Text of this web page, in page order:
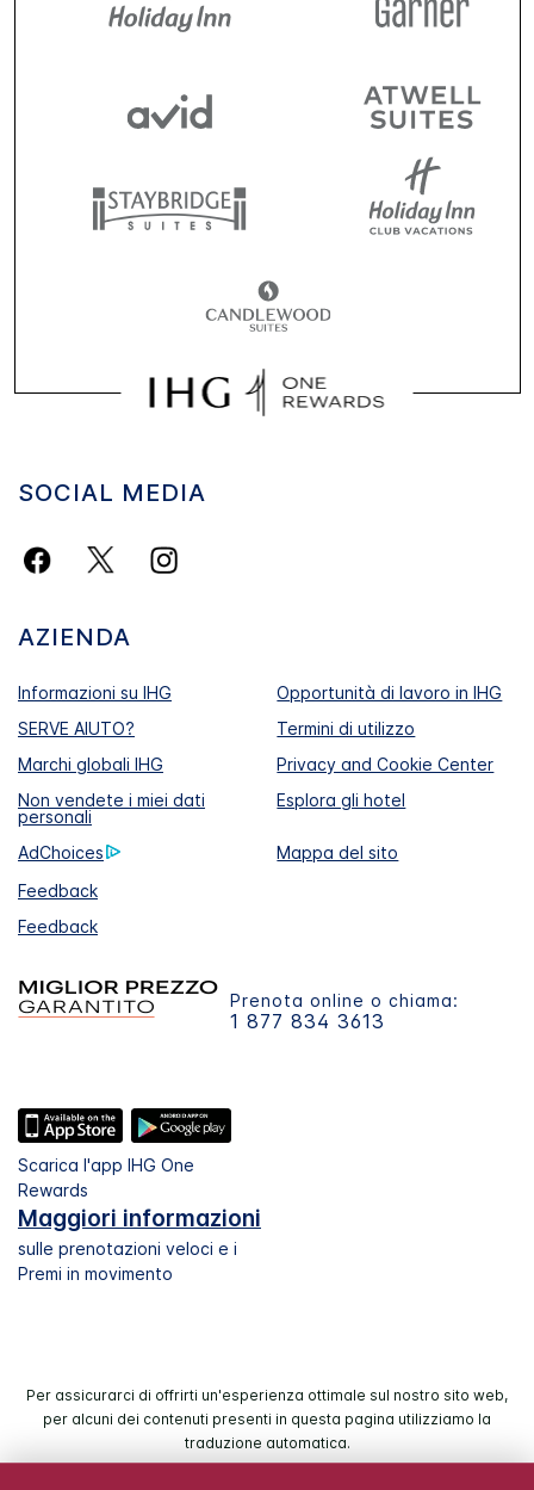
SOCIAL MEDIA
AZIENDA
Informazioni su IHG
Opportunità di lavoro in IHG
SERVE AIUTO?
Termini di utilizzo
Marchi globali IHG
Privacy and Cookie Center
Non vendete i miei dati
personali
Esplora gli hotel
AdChoices
Mappa del sito
Feedback
Feedback
Prenota online o chiama:
1 877 834 3613
Scarica l'app IHG One
Rewards
Maggiori informazioni
sulle prenotazioni veloci e i
Premi in movimento
Per assicurarci di offrirti un'esperienza ottimale sul nostro sito web,
per alcuni dei contenuti presenti in questa pagina utilizziamo la
traduzione automatica.